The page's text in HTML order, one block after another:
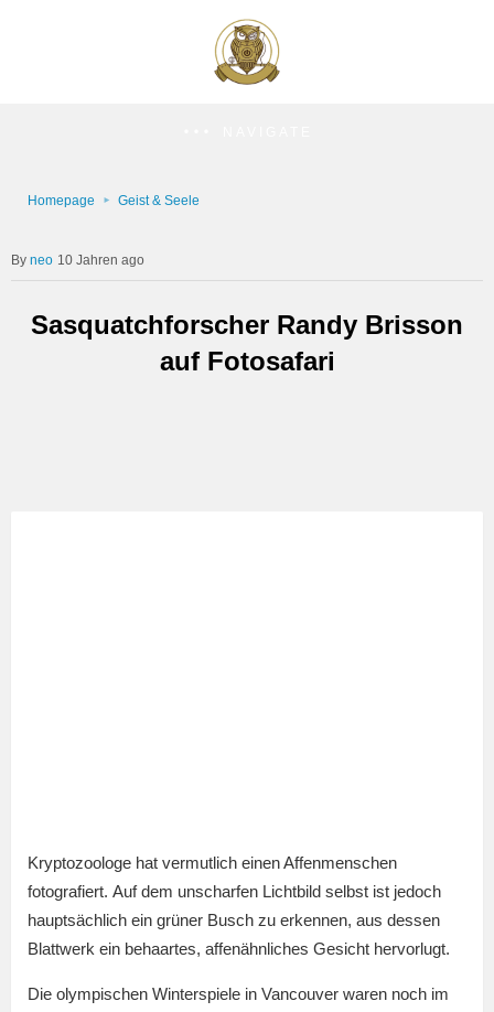
Homepage Geist & Seele
neo 10 Jahren ago
Sasquatchforscher Randy Brisson
auf Fotosafari
Kryptozoologe hat vermutlich einen Affenmenschen
fotografiert. Auf dem unscharfen Lichtbild selbst ist jedoch
hauptsächlich ein grüner Busch zu erkennen, aus dessen
Blattwerk ein behaartes, affenähnliches Gesicht hervorlugt.
Die olympischen Winterspiele in Vancouver waren noch im